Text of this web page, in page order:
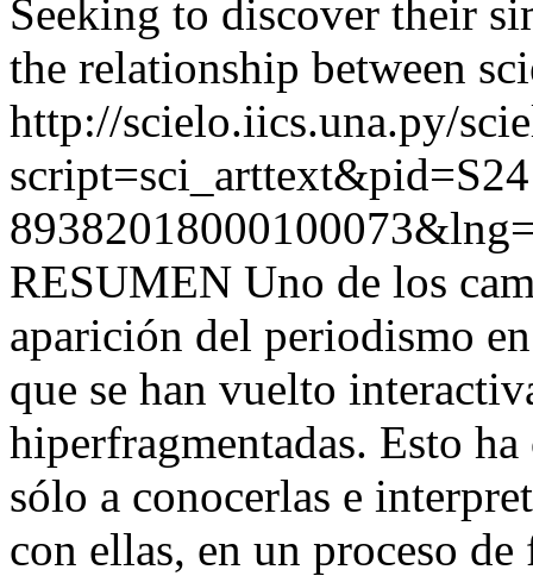
Seeking to discover their
the relationship between
http://scielo.iics.una.py/
RESUMEN Uno de los
aparición del periodismo
que se han vuelto
hiperfragmentadas. Esto
sólo a conocerlas e
con ellas, en un proceso